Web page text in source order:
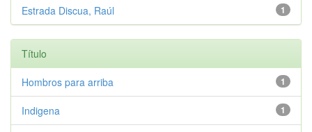
1
Estrada Discua, Raúl
Título
1
Hombros para arriba
1
Indigena